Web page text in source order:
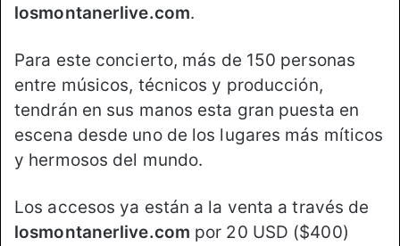
losmontanerlive.com.
Para este concierto, más de 150 personas
entre músicos, técnicos y producción,
tendrán en sus manos esta gran puesta en
escena desde uno de los lugares más míticos
y hermosos del mundo.
Los accesos ya están a la venta a través de
losmontanerlive.com por 20 USD ($400)